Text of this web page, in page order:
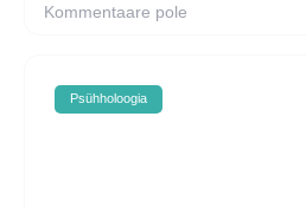
Kommentaare pole
Psühholoogia